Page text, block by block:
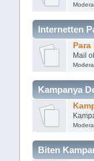
Internetten
Para
Mail
Kampanya
Biten